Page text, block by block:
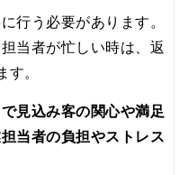
行う必要があります。
当者が忙しい時は、返
す。
見込み客の関心や満足
当者の負担やストレス